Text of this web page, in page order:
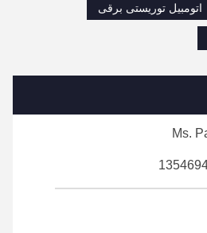
اتومبیل توریستی برقی
Ms.